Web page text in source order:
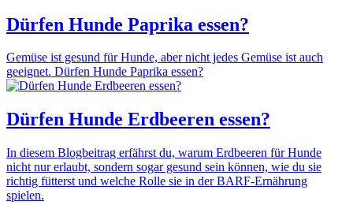
Dürfen Hunde Paprika essen?
Gemüse ist gesund für Hunde, aber nicht jedes Gemüse ist auch
geeignet. Dürfen Hunde Paprika essen?
Dürfen Hunde Erdbeeren essen?
In diesem Blogbeitrag erfährst du, warum Erdbeeren für Hunde
nicht nur erlaubt, sondern sogar gesund sein können, wie du sie
richtig fütterst und welche Rolle sie in der BARF-Ernährung
spielen.